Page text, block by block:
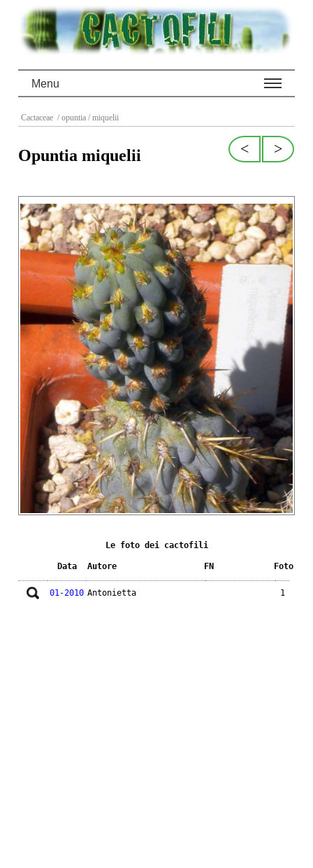
Menu
Cactaceae / opuntia / miquelii
>
<
Opuntia miquelii
Le foto dei cactofili
Data Autore FN Foto
01-2010 Antonietta 1